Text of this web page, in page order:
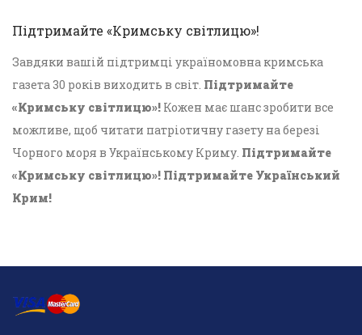
Підтримайте «Кримську світлицю»!
Завдяки вашій підтримці україномовна кримська
газета 30 років виходить в світ. Підтримайте
«Кримську світлицю»! Кожен має шанс зробити все
можливе, щоб читати патріотичну газету на березі
Чорного моря в Українському Криму. Підтримайте
«Кримську світлицю»! Підтримайте Український
Крим!